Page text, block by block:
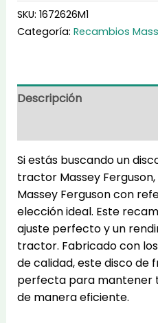
fricción
1672626M1
cantidad
SKU: 1672626M1
Categoría: Recambios
Descripción
Si estás buscando un
tractor Massey
Massey Ferguson con
elección ideal. Este
ajuste perfecto y un
tractor. Fabricado con
de calidad, este disco de
perfecta para mantener
de manera eficiente.